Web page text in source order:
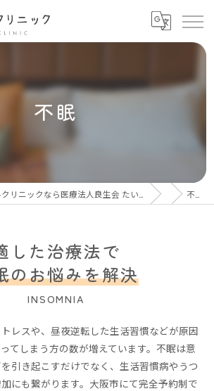
不眠
不眠
した治療法で
のお悩みを解決
INSOMNIA
レスや、昼夜逆転した生活習慣などが原因
てしまう方の数が増えています。不眠は意
引き起こすだけでなく、生活習慣病やうつ
にも繋がります。大阪市にて完全予約制で